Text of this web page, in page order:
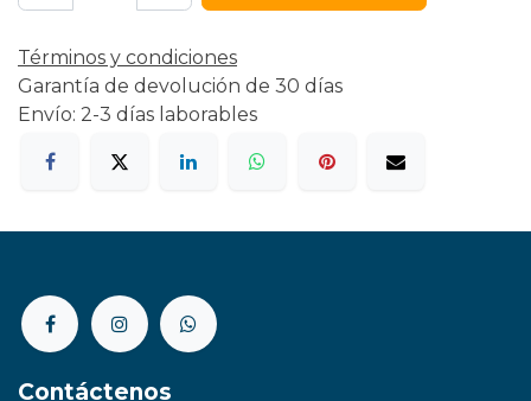
Términos y condiciones
Garantía de devolución de 30 días
Envío: 2-3 días laborables
Contáctenos